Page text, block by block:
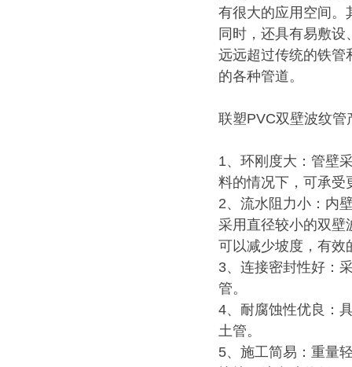
有很大的应用空间。
同时，还具有易敷
远远超过传统的铁管
的各种管道。
联塑PVC双壁波纹管
1、环刚度大：管壁
料的情况下，可承受
2、流水阻力小：内
采用直径较小的双壁
可以减少坡度，有效
3、连接密封性好：
管。
4、耐腐蚀性优良：
土管。
5、施工简易：重量